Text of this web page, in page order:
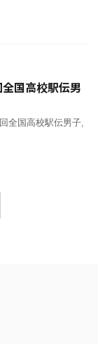
国高校駅伝男
全国高校駅伝男子